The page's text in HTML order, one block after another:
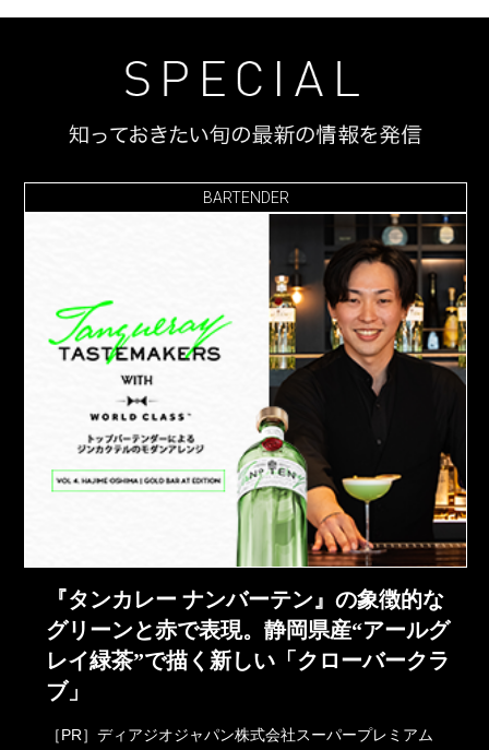
BARTENDER
『タンカレー ナンバーテン』の象徴的な
グリーンと赤で表現。静岡県産“アールグ
レイ緑茶”で描く新しい「クローバークラ
ブ」
［PR］ディアジオジャパン株式会社スーパープレミアム